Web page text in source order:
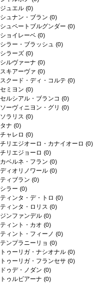
ジュエル (0)
シュナン・ブラン (0)
シュペートブルグンダー (0)
ショイレーベ (0)
シラー・ブラッシュ (0)
シラーズ (0)
シルヴァーナ (0)
スキアーヴァ (0)
スクード・ディ・コルテ (0)
セミヨン (0)
セルシアル・ブランコ (0)
ソーヴィニヨン・グリ (0)
ソラリス (0)
タナ (0)
チャレロ (0)
チリエジオーロ・カナイオーロ (0)
チリエジョーロ (0)
カベルネ・フラン (0)
ディオリノワール (0)
ティブラン (0)
シラー (0)
ティンタ・デ・トロ (0)
ティンタ・ロリス (0)
ジンファンデル (0)
ティント・カオ (0)
ティント・フィーノ (0)
テンプラニーリョ (0)
トゥーリガ・ナシオナル (0)
トゥーリガ・フランセサ (0)
ドゥデ・ノダン (0)
トゥルビアーナ (0)